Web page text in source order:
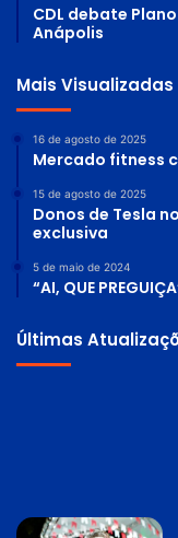
CDL debate
Anápolis
Mais Visualizadas
16 de agosto de 2025
Mercado fitness
15 de agosto de 2025
Donos de Tesla
exclusiva
5 de maio de 2024
“AI, QUE
Últimas